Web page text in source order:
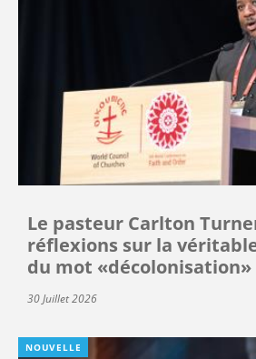
Le pasteur Carlton
réflexions sur la
du mot «décolonisation»
30 Juillet 2026
NOUVELLE